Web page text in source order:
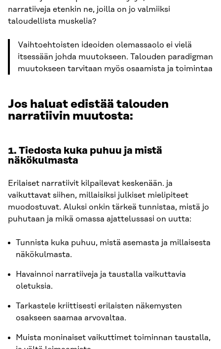
narratiiveja etenkin ne, joilla on jo valmiiksi
taloudellista muskelia?
Vaihtoehtoisten ideoiden olemassaolo ei vielä
itsessään johda muutokseen. Talouden paradigman
muutokseen tarvitaan myös osaamista ja toimintaa
Jos haluat edistää talouden
narratiivin muutosta:
1. Tiedosta kuka puhuu ja mistä
näkökulmasta
Erilaiset narratiivit kilpailevat keskenään. ja
vaikuttavat siihen, millaisiksi julkiset mielipiteet
muodostuvat. Aluksi onkin tärkeä tunnistaa, mistä jo
puhutaan ja mikä omassa ajattelussasi on uutta:
Tunnista kuka puhuu, mistä asemasta ja millaisesta
näkökulmasta.
Havainnoi narratiiveja ja taustalla vaikuttavia
oletuksia.
Tarkastele kriittisesti erilaisten näkemysten
osakseen saamaa arvovaltaa.
Muista moninaiset vaikuttimet toiminnan taustalla,